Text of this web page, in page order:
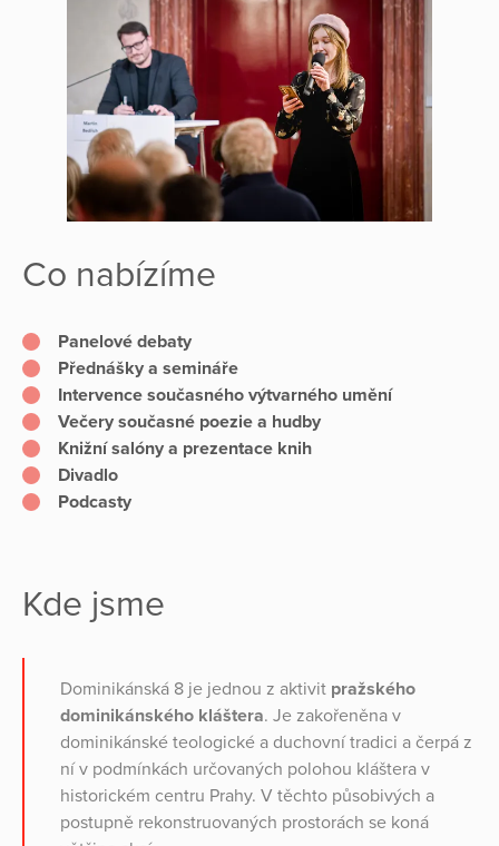
Co nabízíme
Panelové debaty
Přednášky a semináře
Intervence současného výtvarného umění
Večery současné poezie a hudby
Knižní salóny a prezentace knih
Divadlo
Podcasty
Kde jsme
Dominikánská 8 je jednou z aktivit pražského
dominikánského kláštera. Je zakořeněna v
dominikánské teologické a duchovní tradici a čerpá z
ní v podmínkách určovaných polohou kláštera v
historickém centru Prahy. V těchto působivých a
postupně rekonstruovaných prostorách se koná